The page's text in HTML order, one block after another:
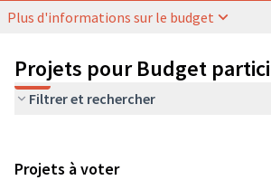
Plus d'informations sur le budget
Projets pour Budget
Filtrer et rechercher
Projets à voter